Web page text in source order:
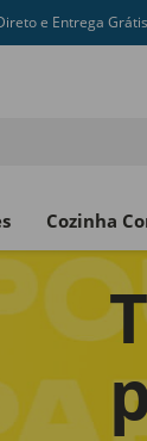
e Entrega Grátis
Cozinha